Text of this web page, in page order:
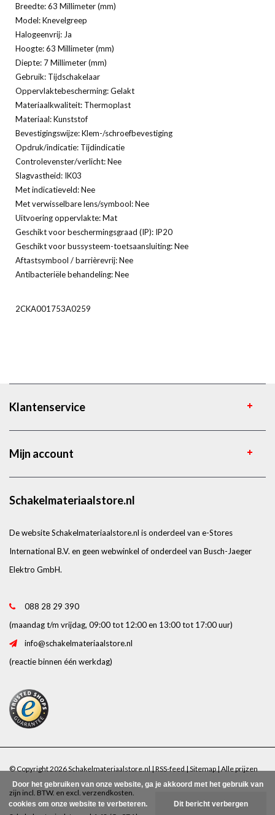
Breedte: 63 Millimeter (mm)
Model: Knevelgreep
Halogeenvrij: Ja
Hoogte: 63 Millimeter (mm)
Diepte: 7 Millimeter (mm)
Gebruik: Tijdschakelaar
Oppervlaktebescherming: Gelakt
Materiaalkwaliteit: Thermoplast
Materiaal: Kunststof
Bevestigingswijze: Klem-/schroefbevestiging
Opdruk/indicatie: Tijdindicatie
Controlevenster/verlicht: Nee
Slagvastheid: IK03
Met indicatieveld: Nee
Met verwisselbare lens/symbool: Nee
Uitvoering oppervlakte: Mat
Geschikt voor beschermingsgraad (IP): IP20
Geschikt voor bussysteem-toetsaansluiting: Nee
Aftastsymbool / barrièrevrij: Nee
Antibacteriële behandeling: Nee
2CKA001753A0259
Klantenservice
Mijn account
Schakelmateriaalstore.nl
De website Schakelmateriaalstore.nl is onderdeel van e-Stores
International B.V. en geen webwinkel of onderdeel van Busch-Jaeger
Elektro GmbH.
088 28 29 390
(maandag t/m vrijdag, 09:00 tot 12:00 en 13:00 tot 17:00 uur)
info@schakelmateriaalstore.nl
(reactie binnen één werkdag)
© Copyright 2026 Schakelmateriaalstore.nl | RSS-feed | Sitemap | Alle prijzen
zijn incl. BTW. en excl. verzendkosten
Door het gebruiken van onze website, ga je akkoord met het gebruik van
cookies om onze website te verbeteren. Dit bericht verbergen